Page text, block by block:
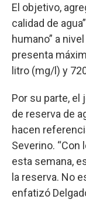
El objetivo,
calidad de
humano” a
presenta
litro (mg/l) y
Por su parte, el
de reserva de
hacen
Severino.
esta semana,
la reserva. No
enfatizó